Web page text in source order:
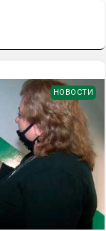
НОВОСТИ